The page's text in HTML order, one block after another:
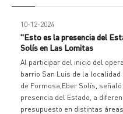
10-12-2024
"Esto es la presencia del
Solís en Las Lomitas
Al participar del inicio del
barrio San Luis de la
de Formosa,Eber Solís,
presencia del Estado, a
presupuesto en distintas